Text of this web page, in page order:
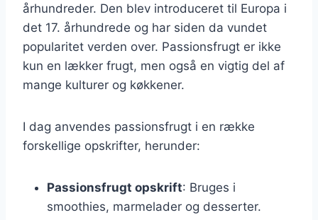
århundreder. Den blev introduceret til Europa i
det 17. århundrede og har siden da vundet
popularitet verden over. Passionsfrugt er ikke
kun en lækker frugt, men også en vigtig del af
mange kulturer og køkkener.
I dag anvendes passionsfrugt i en række
forskellige opskrifter, herunder:
Passionsfrugt opskrift: Bruges i
smoothies, marmelader og desserter.